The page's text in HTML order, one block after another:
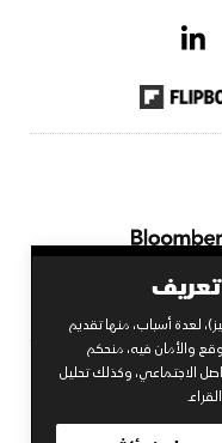
لعدة أسباب، منها تقديم
والأمان فيه، منحكم
الاجتماعي، وكذلك تحليل